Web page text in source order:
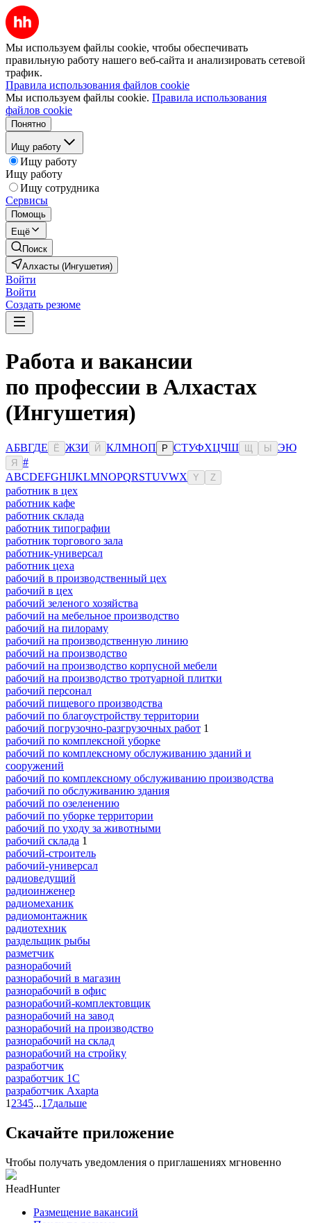
Мы используем файлы cookie, чтобы обеспечивать
правильную работу нашего веб-сайта и анализировать сетевой
трафик.
Правила использования файлов cookie
Мы используем файлы cookie. Правила использования
файлов cookie
Понятно
Ищу работу
Ищу работу
Ищу работу
Ищу сотрудника
Сервисы
Помощь
Ещё
Поиск
Алхасты (Ингушетия)
Войти
Войти
Создать резюме
Работа и вакансии
по профессии в Алхастах
(Ингушетия)
АБВГДЕ Ё ЖЗИ Й КЛМНОП Р СТУФХЦЧШ Ы ЭЮ
Я
#
ABCDEFGHIJKLMNOPQRSTUVWX Y Z
работник в цех
работник кафе
работник склада
работник типографии
работник торгового зала
работник-универсал
работник цеха
рабочий в производственный цех
рабочий в цех
рабочий зеленого хозяйства
рабочий на мебельное производство
рабочий на пилораму
рабочий на производственную линию
рабочий на производство
рабочий на производство корпусной мебели
рабочий на производство тротуарной плитки
рабочий персонал
рабочий пищевого производства
рабочий по благоустройству территории
рабочий погрузочно-разгрузочных работ 1
рабочий по комплексной уборке
рабочий по комплексному обслуживанию зданий и
сооружений
рабочий по комплексному обслуживанию производства
рабочий по обслуживанию здания
рабочий по озеленению
рабочий по уборке территории
рабочий по уходу за животными
рабочий склада 1
рабочий-строитель
рабочий-универсал
радиоведущий
радиоинженер
радиомеханик
радиомонтажник
радиотехник
раздельщик рыбы
разметчик
разнорабочий
разнорабочий в магазин
разнорабочий в офис
разнорабочий-комплектовщик
разнорабочий на завод
разнорабочий на производство
разнорабочий на склад
разнорабочий на стройку
разработчик
разработчик 1C
разработчик Axapta
1 2345...17дальше
Скачайте приложение
Чтобы получать уведомления о приглашениях мгновенно
HeadHunter
Размещение вакансий